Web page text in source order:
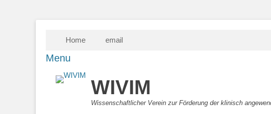
Secondary Menu
content
Home email
Menu
WIVIM
Wissenschaftlicher Verein zur Förderung der klinisch